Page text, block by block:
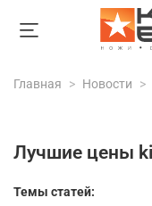
Главная Новости
лучшие цены
Темы статей: